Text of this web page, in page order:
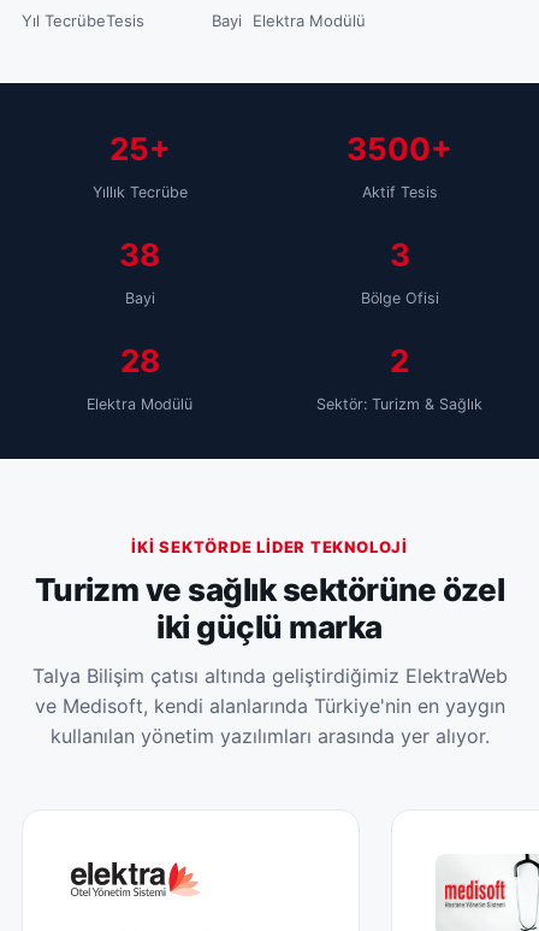
Yıl TecrübeTesis Bayi Elektra Modülü
25+
Yıllık Tecrübe
3500+
Aktif Tesis
38
Bayi
3
Bölge Ofisi
28
Elektra Modülü
2
Sektör: Turizm & Sağlık
İKI SEKTÖRDE LIDER TEKNOLOJI
Turizm ve sağlık sektörüne özel
iki güçlü marka
Talya Bilişim çatısı altında geliştirdiğimiz ElektraWeb
ve Medisoft, kendi alanlarında Türkiye'nin en yaygın
kullanılan yönetim yazılımları arasında yer alıyor.